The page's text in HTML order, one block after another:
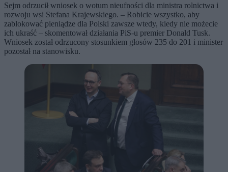
Sejm odrzucił wniosek o wotum nieufności dla ministra rolnictwa i
rozwoju wsi Stefana Krajewskiego. – Robicie wszystko, aby
zablokować pieniądze dla Polski zawsze wtedy, kiedy nie możecie
ich ukraść – skomentował działania PiS-u premier Donald Tusk.
Wniosek został odrzucony stosunkiem głosów 235 do 201 i minister
pozostał na stanowisku.